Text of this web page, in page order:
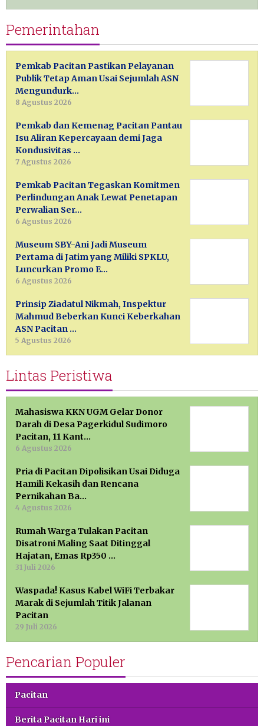
Pemerintahan
Pemkab Pacitan Pastikan Pelayanan
Publik Tetap Aman Usai Sejumlah ASN
Mengundurk…
8 Agustus 2026
Pemkab dan Kemenag Pacitan Pantau
Isu Aliran Kepercayaan demi Jaga
Kondusivitas …
7 Agustus 2026
Pemkab Pacitan Tegaskan Komitmen
Perlindungan Anak Lewat Penetapan
Perwalian Ser…
6 Agustus 2026
Museum SBY-Ani Jadi Museum
Pertama di Jatim yang Miliki SPKLU,
Luncurkan Promo E…
6 Agustus 2026
Prinsip Ziadatul Nikmah, Inspektur
Mahmud Beberkan Kunci Keberkahan
ASN Pacitan …
5 Agustus 2026
Lintas Peristiwa
Mahasiswa KKN UGM Gelar Donor
Darah di Desa Pagerkidul Sudimoro
Pacitan, 11 Kant…
6 Agustus 2026
Pria di Pacitan Dipolisikan Usai Diduga
Hamili Kekasih dan Rencana
Pernikahan Ba…
4 Agustus 2026
Rumah Warga Tulakan Pacitan
Disatroni Maling Saat Ditinggal
Hajatan, Emas Rp350 …
31 Juli 2026
Waspada! Kasus Kabel WiFi Terbakar
Marak di Sejumlah Titik Jalanan
Pacitan
29 Juli 2026
Pencarian Populer
Pacitan
Berita Pacitan Hari ini